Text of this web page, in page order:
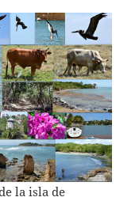
la isla de